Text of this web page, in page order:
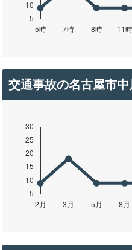
交通事故の名古屋市